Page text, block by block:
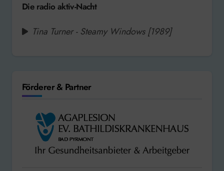
Die radio aktiv-Nacht
Tina Turner - Steamy Windows [1989]
Förderer & Partner